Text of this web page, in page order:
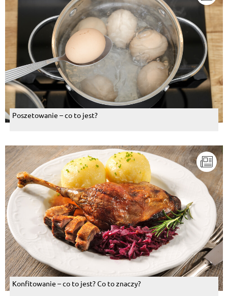
Poszetowanie – co to jest?
Konfitowanie – co to jest? Co to znaczy?